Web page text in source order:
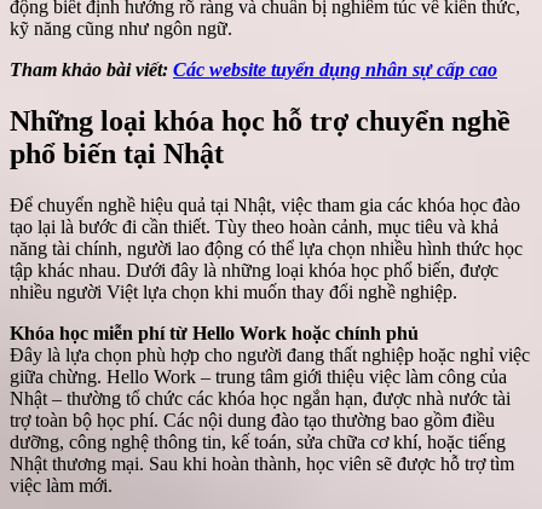
động biết định hướng rõ ràng và chuẩn bị nghiêm túc về kiến thức,
kỹ năng cũng như ngôn ngữ.
Tham khảo bài viết: Các website tuyển dụng nhân sự cấp cao
Những loại khóa học hỗ trợ chuyển nghề
phổ biến tại Nhật
Để chuyển nghề hiệu quả tại Nhật, việc tham gia các khóa học đào
tạo lại là bước đi cần thiết. Tùy theo hoàn cảnh, mục tiêu và khả
năng tài chính, người lao động có thể lựa chọn nhiều hình thức học
tập khác nhau. Dưới đây là những loại khóa học phổ biến, được
nhiều người Việt lựa chọn khi muốn thay đổi nghề nghiệp.
Khóa học miễn phí từ Hello Work hoặc chính phủ
Đây là lựa chọn phù hợp cho người đang thất nghiệp hoặc nghỉ việc
giữa chừng. Hello Work – trung tâm giới thiệu việc làm công của
Nhật – thường tổ chức các khóa học ngắn hạn, được nhà nước tài
trợ toàn bộ học phí. Các nội dung đào tạo thường bao gồm điều
dưỡng, công nghệ thông tin, kế toán, sửa chữa cơ khí, hoặc tiếng
Nhật thương mại. Sau khi hoàn thành, học viên sẽ được hỗ trợ tìm
việc làm mới.